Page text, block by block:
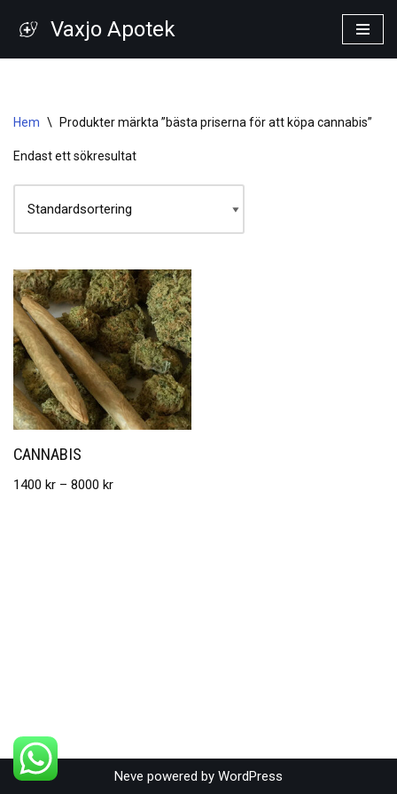
Vaxjo Apotek
Hem \ Produkter märkta ”bästa priserna för att köpa cannabis”
Endast ett sökresultat
CANNABIS
1400 kr – 8000 kr
Neve powered by WordPress